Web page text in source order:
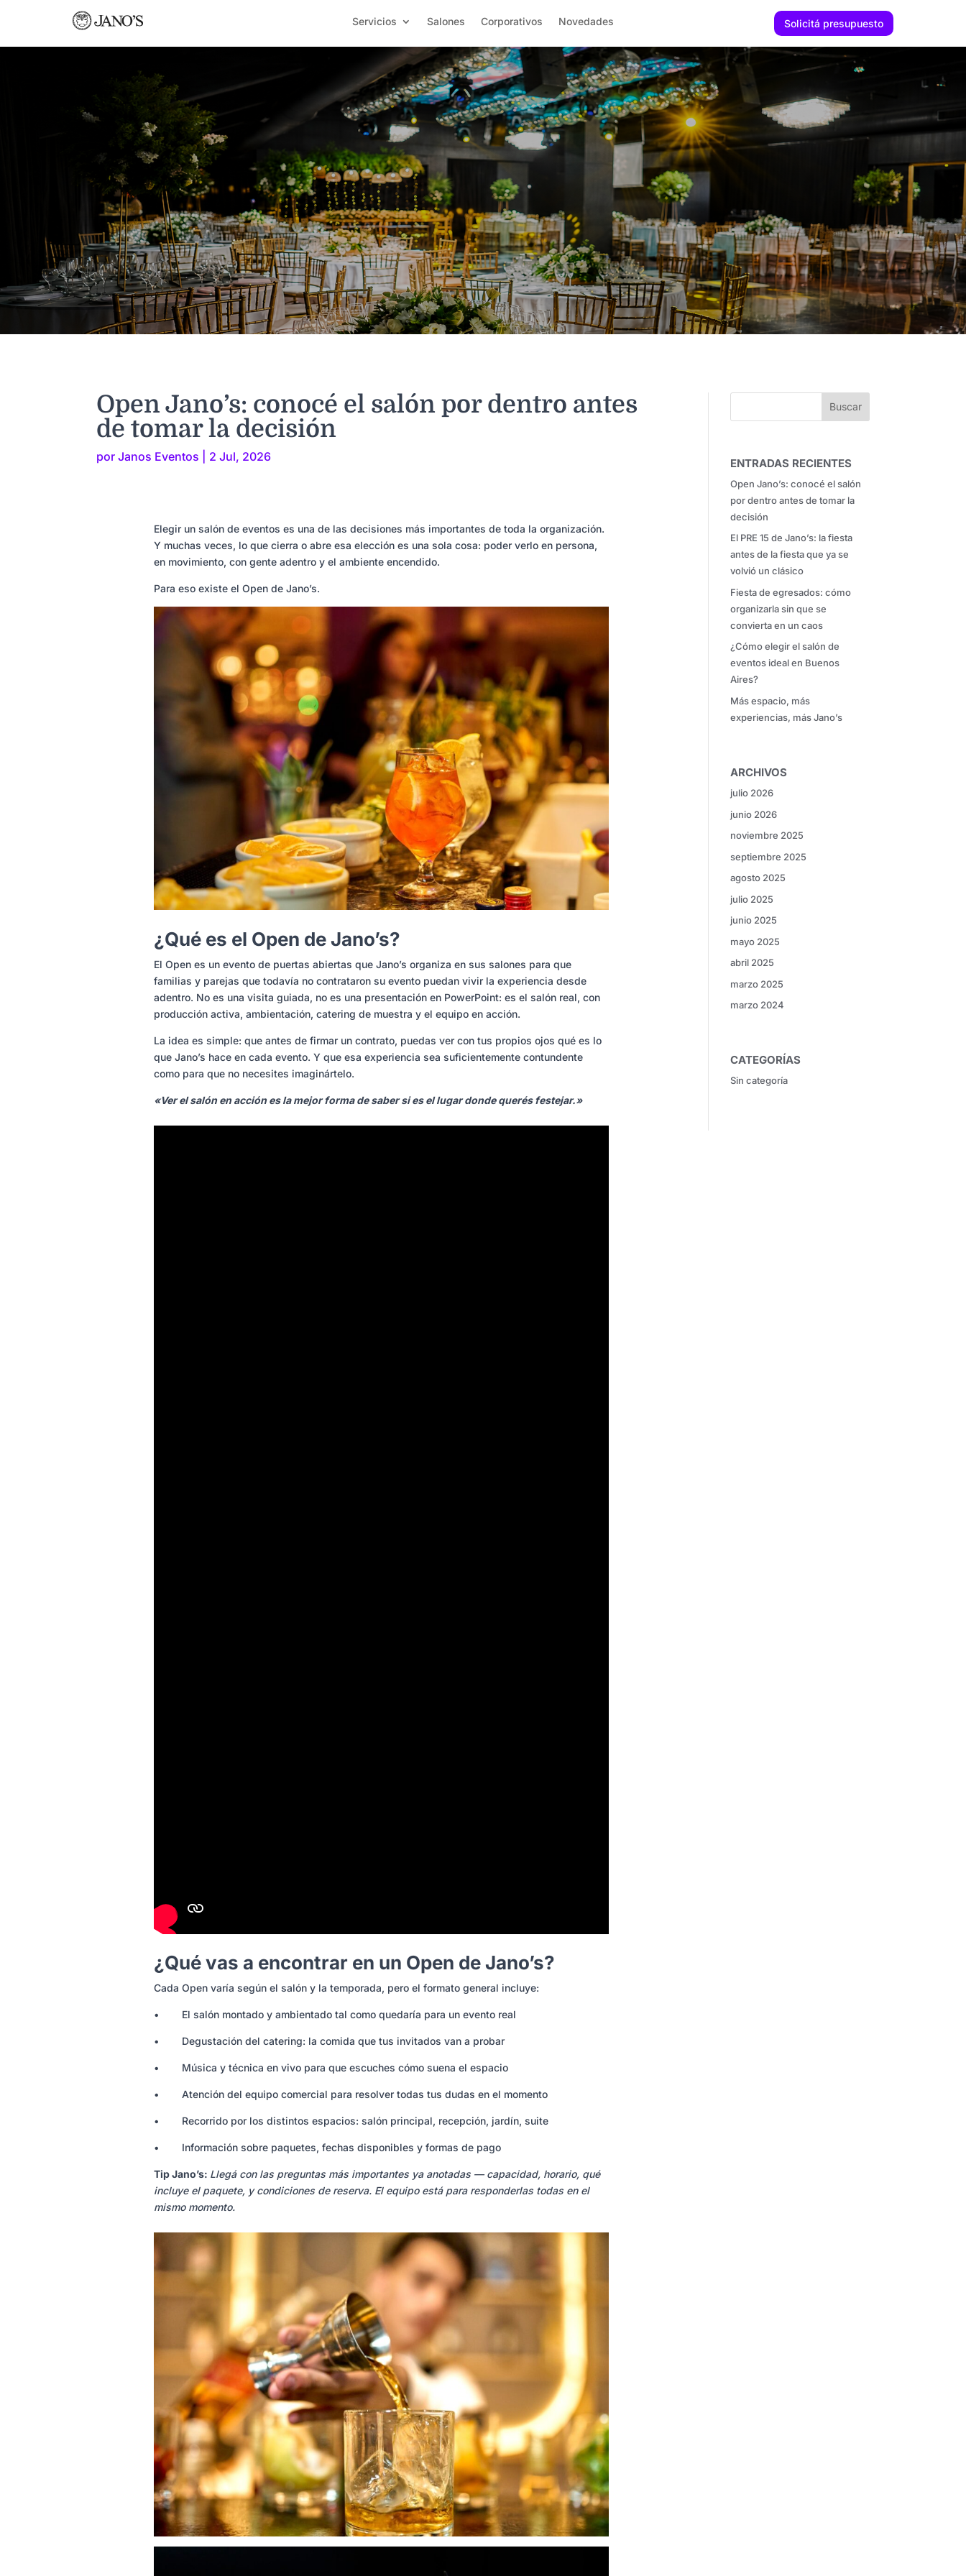
Servicios Salones Corporativos Novedades Solicitá presupuesto
Open Jano’s: conocé el salón por dentro antes
de tomar la decisión
porJanos Eventos 2 Jul, 2026
Elegir un salón de eventos es una de las decisiones más importantes de toda la organización.
Y muchas veces, lo que cierra o abre esa elección es una sola cosa: poder verlo en persona,
en movimiento, con gente adentro y el ambiente encendido.
Para eso existe el Open de Jano’s.
¿Qué es el Open de Jano’s?
El Open es un evento de puertas abiertas que Jano’s organiza en sus salones para que
familias y parejas que todavía no contrataron su evento puedan vivir la experiencia desde
adentro. No es una visita guiada, no es una presentación en PowerPoint: es el salón real, con
producción activa, ambientación, catering de muestra y el equipo en acción.
La idea es simple: que antes de firmar un contrato, puedas ver con tus propios ojos qué es lo
que Jano’s hace en cada evento. Y que esa experiencia sea suficientemente contundente
como para que no necesites imaginártelo.
«Ver el salón en acción es la mejor forma de saber si es el lugar donde querés festejar.»
¿Qué vas a encontrar en un Open de Jano’s?
Cada Open varía según el salón y la temporada, pero el formato general incluye:
• El salón montado y ambientado tal como quedaría para un evento real
• Degustación del catering: la comida que tus invitados van a probar
• Música y técnica en vivo para que escuches cómo suena el espacio
• Atención del equipo comercial para resolver todas tus dudas en el momento
• Recorrido por los distintos espacios: salón principal, recepción, jardín, suite
• Información sobre paquetes, fechas disponibles y formas de pago
Tip Jano’s: Llegá con las preguntas más importantes ya anotadas — capacidad, horario, qué
incluye el paquete, y condiciones de reserva. El equipo está para responderlas todas en el
mismo momento.
ENTRADAS RECIENTES
Open Jano’s: conocé el salón
por dentro antes de tomar la
decisión
El PRE 15 de Jano’s: la fiesta
antes de la fiesta que ya se
volvió un clásico
Fiesta de egresados: cómo
organizarla sin que se
convierta en un caos
¿Cómo elegir el salón de
eventos ideal en Buenos
Aires?
Más espacio, más
experiencias, más Jano’s
ARCHIVOS
julio 2026
junio 2026
noviembre 2025
septiembre 2025
agosto 2025
julio 2025
junio 2025
mayo 2025
abril 2025
marzo 2025
marzo 2024
CATEGORÍAS
Sin categoría